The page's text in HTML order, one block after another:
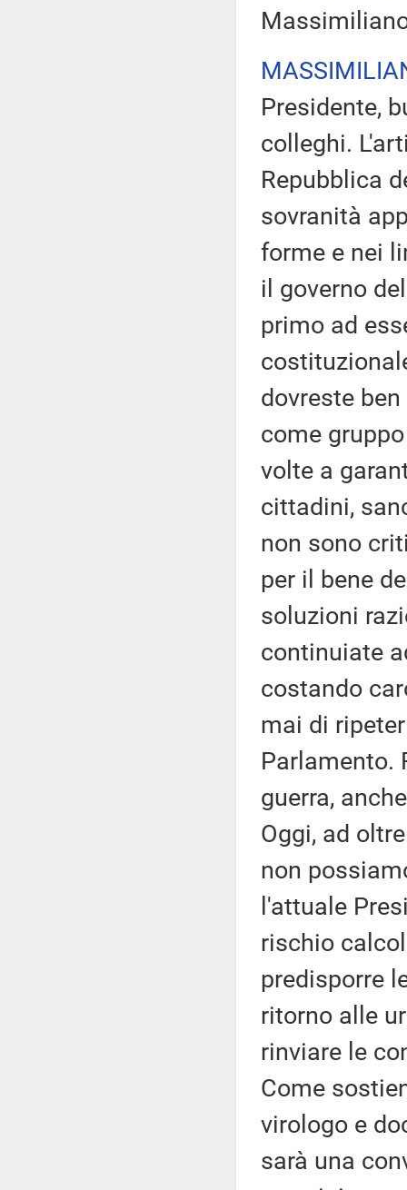
Presidente,
colleghi.
Repubblica
sovranità
forme e nei
il governo
primo ad
dovreste
come
volte a
cittadini,
non sono
per il bene
soluzioni
continuiate
costando
mai di
Parlamento.
guerra,
Oggi, ad
non
l'attuale
rischio
predisporre
ritorno alle
rinviare le
Come
virologo e
sarà una